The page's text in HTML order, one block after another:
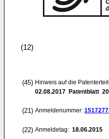
(12)
(45) Hinweis auf die
02.08.2017 Patentblatt
(21) Anmeldenummer:
(22) Anmeldetag: 18.06.2015